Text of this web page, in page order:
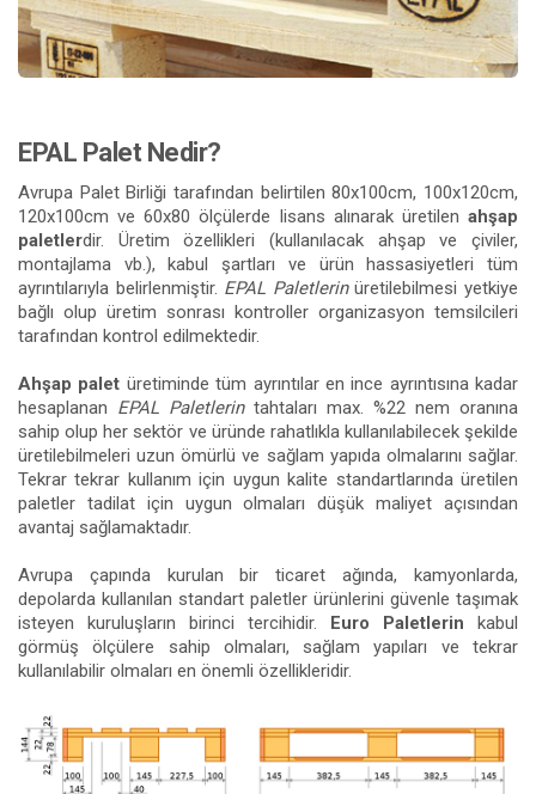
EPAL Palet Nedir?
Avrupa Palet Birliği tarafından belirtilen 80x100cm, 100x120cm,
120x100cm ve 60x80 ölçülerde lisans alınarak üretilen ahşap
paletlerdir. Üretim özellikleri (kullanılacak ahşap ve çiviler,
montajlama vb.), kabul şartları ve ürün hassasiyetleri tüm
ayrıntılarıyla belirlenmiştir. EPAL Paletlerinüretilebilmesi yetkiye
bağlı olup üretim sonrası kontroller organizasyon temsilcileri
tarafından kontrol edilmektedir.
Ahşap palet üretiminde tüm ayrıntılar en ince ayrıntısına kadar
hesaplanan EPAL Paletlerintahtaları max. %22 nem oranına
sahip olup her sektör ve üründe rahatlıkla kullanılabilecek şekilde
üretilebilmeleri uzun ömürlü ve sağlam yapıda olmalarını sağlar.
Tekrar tekrar kullanım için uygun kalite standartlarında üretilen
paletler tadilat için uygun olmaları düşük maliyet açısından
avantaj sağlamaktadır.
Avrupa çapında kurulan bir ticaret ağında, kamyonlarda,
depolarda kullanılan standart paletler ürünlerini güvenle taşımak
isteyen kuruluşların birinci tercihidir. Euro Paletlerin kabul
görmüş ölçülere sahip olmaları, sağlam yapıları ve tekrar
kullanılabilir olmaları en önemli özellikleridir.